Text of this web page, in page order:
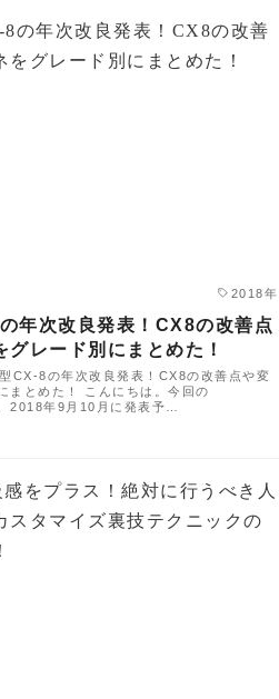
2018年
年次改良発表！CX8の改善点
レード別にまとめた！
CX-8の年次改良発表！CX8の改善点や変
まとめた！ こんにちは。今回の
2018年9月10月に発表予…